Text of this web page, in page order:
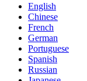
English
Chinese
French
German
Portuguese
Spanish
Russian